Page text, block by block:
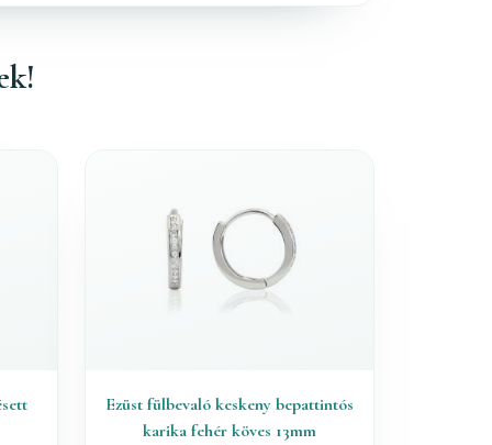
Ezüst fülbevaló keskeny bepattintós
karika fehér köves 13mm